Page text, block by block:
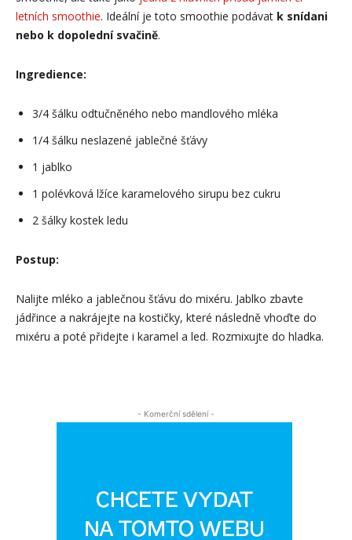
letních smoothie. Ideální je toto smoothie podávat k snídani
nebo k dopolední svačině.
Ingredience:
3/4 šálku odtučněného nebo mandlového mléka
1/4 šálku neslazené jablečné šťávy
1 jablko
1 polévková lžíce karamelového sirupu bez cukru
2 šálky kostek ledu
Postup:
Nalijte mléko a jablečnou šťávu do mixéru. Jablko zbavte
jádřince a nakrájejte na kostičky, které následně vhoďte do
mixéru a poté přidejte i karamel a led. Rozmixujte do hladka.
- Komerční sdělení -